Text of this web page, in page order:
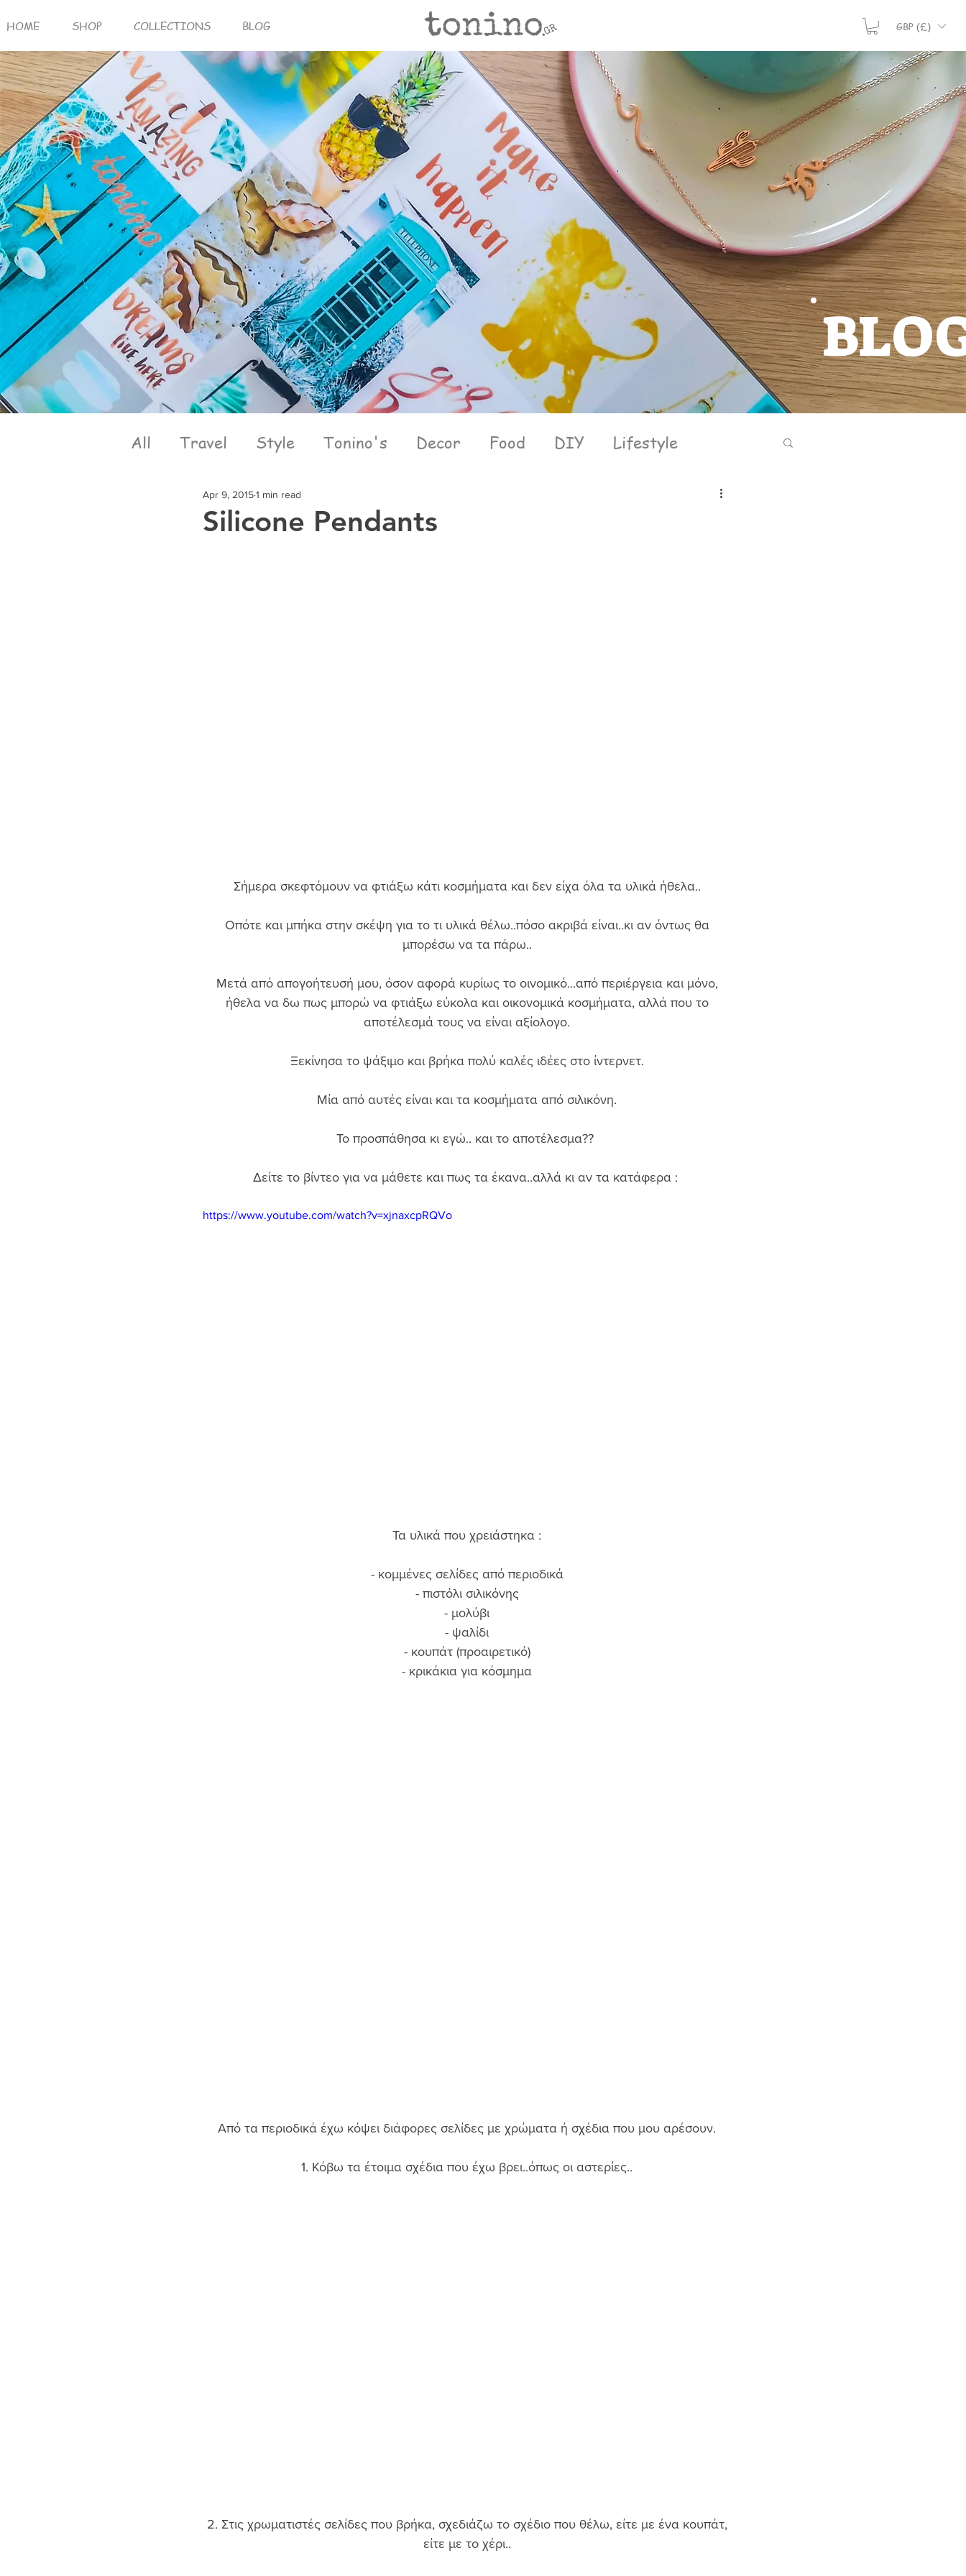
HOME SHOP COLLECTIONS BLOG GBP (£)
BLOG
All Travel Style Tonino's Decor Food DIY Lifestyle
Silicone Pendants
Apr 9, 20151 min read
Σήμερα σκεφτόμουν να φτιάξω κάτι κοσμήματα και δεν είχα όλα τα υλικά ήθελα..
Οπότε και μπήκα στην σκέψη για το τι υλικά θέλω..πόσο ακριβά είναι..κι αν όντως θα
μπορέσω να τα πάρω..
Μετά από απογοήτευσή μου, όσον αφορά κυρίως το οινομικό...από περιέργεια και μόνο,
ήθελα να δω πως μπορώ να φτιάξω εύκολα και οικονομικά κοσμήματα, αλλά που το
αποτέλεσμά τους να είναι αξίολογο.
Ξεκίνησα το ψάξιμο και βρήκα πολύ καλές ιδέες στο ίντερνετ.
Μία από αυτές είναι και τα κοσμήματα από σιλικόνη.
Το προσπάθησα κι εγώ.. και το αποτέλεσμα??
Δείτε το βίντεο για να μάθετε και πως τα έκανα..αλλά κι αν τα κατάφερα :
https://www.youtube.com/watch?v=xjnaxcpRQVo
Τα υλικά που χρειάστηκα :
- κομμένες σελίδες από περιοδικά
- πιστόλι σιλικόνης
- μολύβι
- ψαλίδι
- κουπάτ (προαιρετικό)
- κρικάκια για κόσμημα
Από τα περιοδικά έχω κόψει διάφορες σελίδες με χρώματα ή σχέδια που μου αρέσουν.
1. Κόβω τα έτοιμα σχέδια που έχω βρει..όπως οι αστερίες..
2. Στις χρωματιστές σελίδες που βρήκα, σχεδιάζω το σχέδιο που θέλω, είτε με ένα κουπάτ,
είτε με το χέρι..